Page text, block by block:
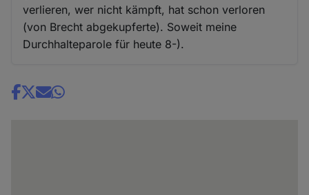
verlieren, wer nicht kämpft, hat schon verloren
(von Brecht abgekupferte). Soweit meine
Durchhalteparole für heute 8-).
Share